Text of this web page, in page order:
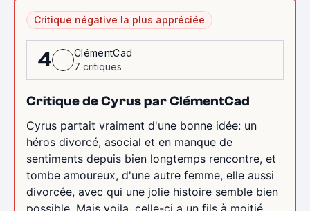
Critique négative la plus appréciée
4
ClémentCad
7 critiques
Critique de Cyrus par ClémentCad
Cyrus partait vraiment d'une bonne idée: un
héros divorcé, asocial et en manque de
sentiments depuis bien longtemps rencontre, et
tombe amoureux, d'une autre femme, elle aussi
divorcée, avec qui une jolie histoire semble bien
possible. Mais voila, celle-ci a un fils à moitié